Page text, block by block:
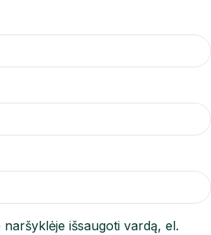
išsaugoti vardą, el.